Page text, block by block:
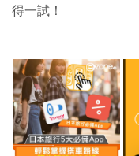
得一試！